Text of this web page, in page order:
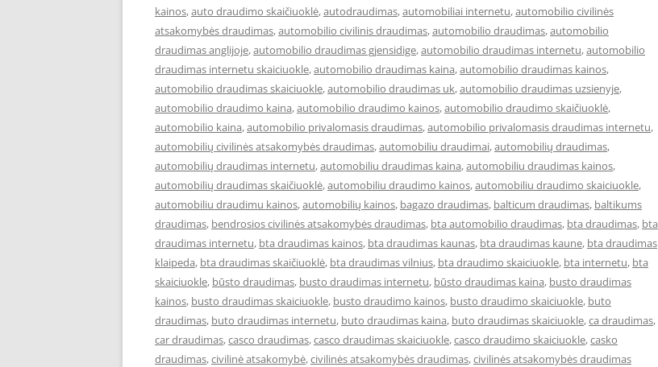
kainos,auto draudimo skaičiuoklė,autodraudimas,automobiliai internetu,automobilio civilinės
atsakomybės draudimas,automobilio civilinis draudimas,automobilio draudimas,automobilio
draudimas anglijoje,automobilio draudimas gjensidige,automobilio draudimas internetu,automobilio
draudimas internetu skaiciuokle,automobilio draudimas kaina,automobilio draudimas kainos,
automobilio draudimas skaiciuokle,automobilio draudimas uk,automobilio draudimas uzsienyje,
automobilio draudimo kaina,automobilio draudimo kainos,automobilio draudimo skaičiuoklė,
automobilio kaina,automobilio privalomasis draudimas,automobilio privalomasis draudimas internetu,
automobilių civilinės atsakomybės draudimas,automobiliu draudimai,automobilių draudimas,
automobilių draudimas internetu,automobiliu draudimas kaina,automobiliu draudimas kainos,
automobilių draudimas skaičiuoklė,automobiliu draudimo kainos,automobiliu draudimo skaiciuokle,
automobiliu draudimu kainos,automobilių kainos, bagazo draudimas, balticum draudimas, baltikums
draudimas, bendrosios civilinės atsakomybės draudimas, bta automobilio draudimas, bta draudimas, bta
draudimas internetu, bta draudimas kainos, bta draudimas kaunas, bta draudimas kaune, bta draudimas
klaipeda, bta draudimas skaičiuoklė, bta draudimas vilnius, bta draudimo skaiciuokle, bta internetu, bta
skaiciuokle, būsto draudimas, busto draudimas internetu, būsto draudimas kaina, busto draudimas
kainos, busto draudimas skaiciuokle, busto draudimo kainos, busto draudimo skaiciuokle, buto
draudimas, buto draudimas internetu, buto draudimas kaina, buto draudimas skaiciuokle,ca draudimas,
car draudimas,casco draudimas,casco draudimas skaiciuokle,casco draudimo skaiciuokle,casko
draudimas,civilinė atsakomybė,civilinės atsakomybės draudimas,civilinės atsakomybės draudimas